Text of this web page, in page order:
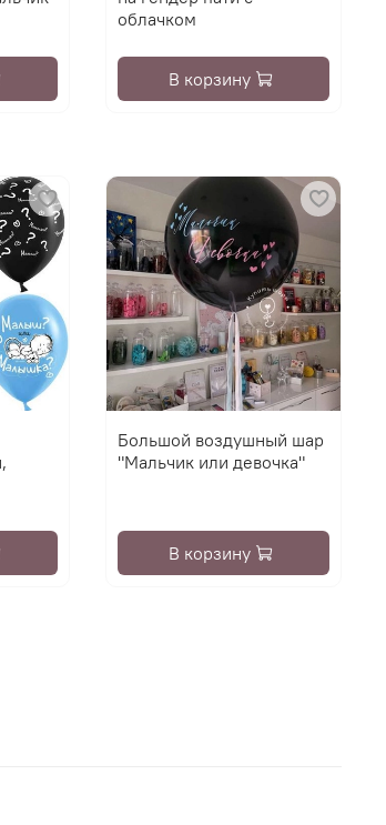
облачком
В корзину
Большой воздушный шар
"Мальчик или девочка"
В корзину